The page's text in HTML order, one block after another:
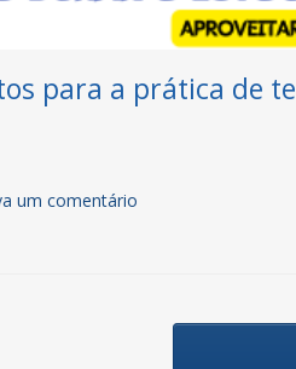
para a prática de
um comentário